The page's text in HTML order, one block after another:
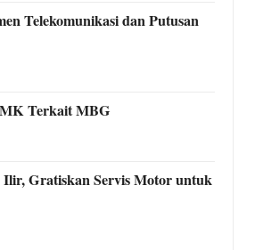
Telekomunikasi dan Putusan
Terkait MBG
Ilir, Gratiskan Servis Motor untuk